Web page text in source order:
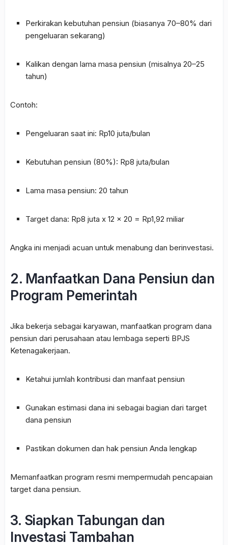
Perkirakan kebutuhan pensiun (biasanya 70–80% dari
pengeluaran sekarang)
Kalikan dengan lama masa pensiun (misalnya 20–25
tahun)
Contoh:
Pengeluaran saat ini: Rp10 juta/bulan
Kebutuhan pensiun (80%): Rp8 juta/bulan
Lama masa pensiun: 20 tahun
Target dana: Rp8 juta x 12 x 20 = Rp1,92 miliar
Angka ini menjadi acuan untuk menabung dan berinvestasi.
2. Manfaatkan Dana Pensiun dan
Program Pemerintah
Jika bekerja sebagai karyawan, manfaatkan program dana
pensiun dari perusahaan atau lembaga seperti BPJS
Ketenagakerjaan.
Ketahui jumlah kontribusi dan manfaat pensiun
Gunakan estimasi dana ini sebagai bagian dari target
dana pensiun
Pastikan dokumen dan hak pensiun Anda lengkap
Memanfaatkan program resmi mempermudah pencapaian
target dana pensiun.
3. Siapkan Tabungan dan
Investasi Tambahan